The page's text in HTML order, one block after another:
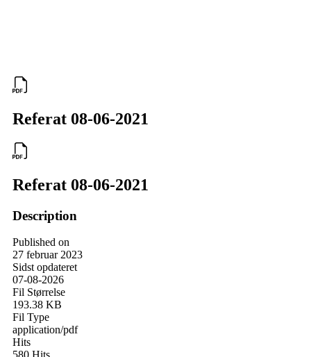
Referat 08-06-2021
Referat 08-06-2021
Description
Published on
27 februar 2023
Sidst opdateret
07-08-2026
Fil Størrelse
193.38 KB
Fil Type
application/pdf
Hits